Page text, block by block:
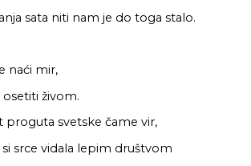
sata niti nam je do toga stalo.
naći mir,
osetiti živom.
svetske čame vir,
si srce vidala lepim društvom